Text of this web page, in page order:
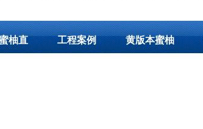
柚直 工程案例 黄版本蜜柚